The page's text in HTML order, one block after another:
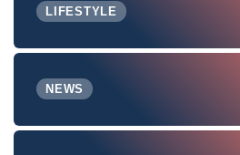
LIFESTYLE
NEWS